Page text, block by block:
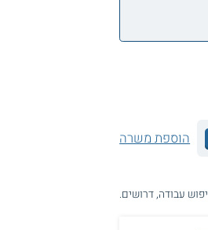
הוספת משרה